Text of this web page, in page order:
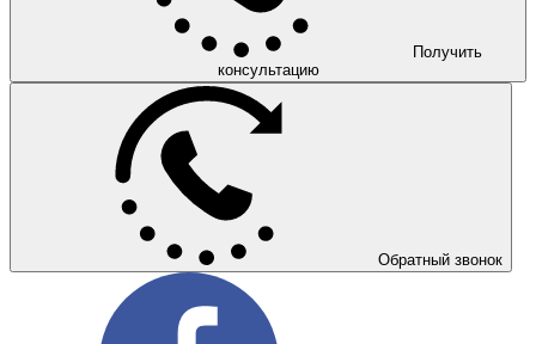
Получить
консультацию
Обратный звонок